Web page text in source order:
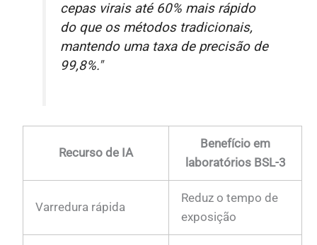
cepas virais até 60% mais rápido
do que os métodos tradicionais,
mantendo uma taxa de precisão de
99,8%."
Recurso de IA
Benefício em
laboratórios BSL-3
Varredura rápida
Reduz o tempo de
exposição